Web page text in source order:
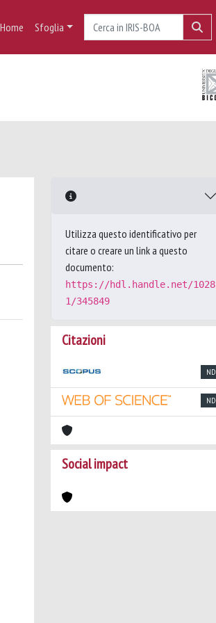
Home Sfoglia
Utilizza questo identificativo per
citare o creare un link a questo
documento:
https://hdl.handle.net/1028
1/345849
Citazioni
ND
ND
Social impact